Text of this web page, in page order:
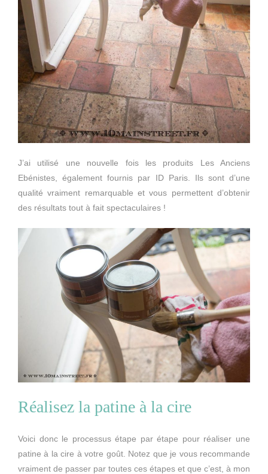
J’ai utilisé une nouvelle fois les produits Les Anciens
Ebénistes, également fournis par ID Paris. Ils sont d’une
qualité vraiment remarquable et vous permettent d’obtenir
des résultats tout à fait spectaculaires !
Réalisez la patine à la cire
Voici donc le processus étape par étape pour réaliser une
patine à la cire à votre goût. Notez que je vous recommande
vraiment de passer par toutes ces étapes et que c’est, à mon